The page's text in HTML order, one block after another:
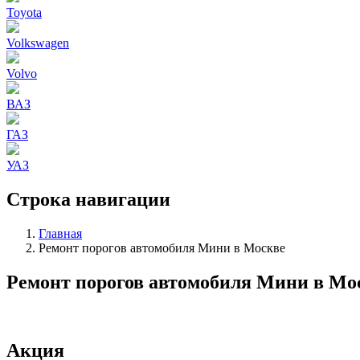
Toyota
Volkswagen
Volvo
ВАЗ
ГАЗ
УАЗ
Строка навигации
Главная
Ремонт порогов автомобиля Мини в Москве
Ремонт порогов автомобиля Мини в
Акция